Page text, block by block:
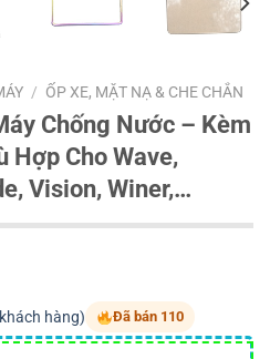
/ ỐP XE, MẶT NẠ & CHE CHẮN
Chống Nước – Kèm
Hợp Cho Wave,
Vision, Winer,…
hàng) Đã bán 110